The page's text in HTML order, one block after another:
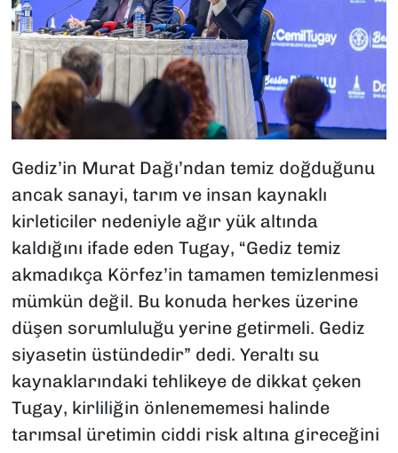
Gediz’in Murat Dağı’ndan temiz doğduğunu
ancak sanayi, tarım ve insan kaynaklı
kirleticiler nedeniyle ağır yük altında
kaldığını ifade eden Tugay, “Gediz temiz
akmadıkça Körfez’in tamamen temizlenmesi
mümkün değil. Bu konuda herkes üzerine
düşen sorumluluğu yerine getirmeli. Gediz
siyasetin üstündedir” dedi. Yeraltı su
kaynaklarındaki tehlikeye de dikkat çeken
Tugay, kirliliğin önlenememesi halinde
tarımsal üretimin ciddi risk altına gireceğini